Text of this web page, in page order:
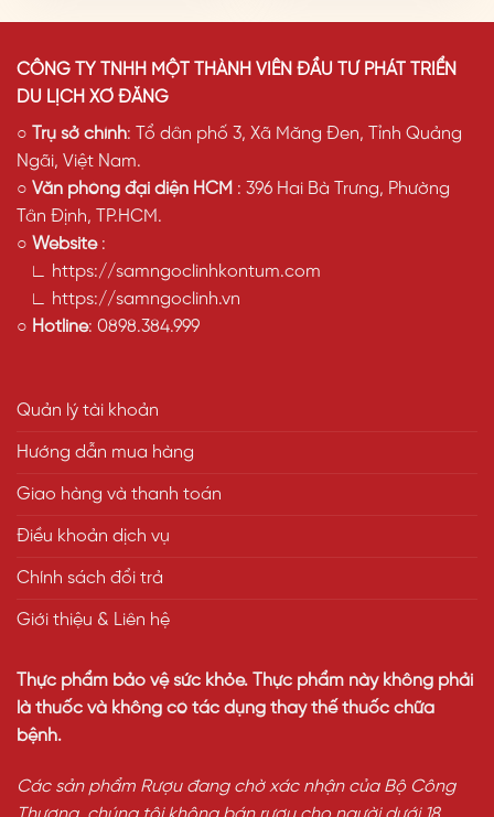
CÔNG TY TNHH MỘT THÀNH VIÊN ĐẦU TƯ PHÁT TRIỂN
DU LỊCH XƠ ĐĂNG
○
Trụ sở chính: Tổ dân phố 3, Xã Măng Đen, Tỉnh Quảng
Ngãi, Việt Nam.
○ Văn phòng đại diện HCM : 396 Hai Bà Trưng, Phường
Tân Định, TP.HCM.
○ Website:
∟ https://samngoclinhkontum.com
∟ https://samngoclinh.vn
○ Hotline: 0898.384.999
Quản lý tài khoản
Hướng dẫn mua hàng
Giao hàng và thanh toán
Điều khoản dịch vụ
Chính sách đổi trả
Giới thiệu & Liên hệ
Thực phẩm bảo vệ sức khỏe. Thực phẩm này không phải
là thuốc và không có tác dụng thay thế thuốc chữa
bệnh.
Các sản phẩm Rượu đang chờ xác nhận của Bộ Công